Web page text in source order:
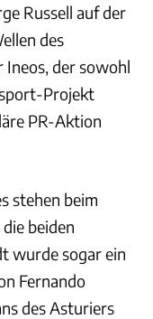
Russell auf der
des
der sowohl
Projekt
PR-Aktion
stehen beim
beiden
wurde sogar ein
Fernando
des Asturiers